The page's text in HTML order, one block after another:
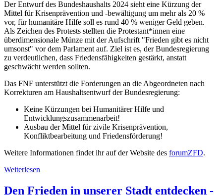
Der Entwurf des Bundeshaushalts 2024 sieht eine Kürzung der
Mittel für Krisenprävention und -bewältigung um mehr als 20 %
vor, für humanitäre Hilfe soll es rund 40 % weniger Geld geben.
Als Zeichen des Protests stellten die Protestant*innen eine
überdimensionale Münze mit der Aufschrift "Frieden gibt es nicht
umsonst" vor dem Parlament auf. Ziel ist es, der Bundesregierung
zu verdeutlichen, dass Friedensfähigkeiten gestärkt, anstatt
geschwächt werden sollten.
Das FNF unterstützt die Forderungen an die Abgeordneten nach
Korrekturen am Haushaltsentwurf der Bundesregierung:
Keine Kürzungen bei Humanitärer Hilfe und
Entwicklungszusammenarbeit!
Ausbau der Mittel für zivile Krisenprävention,
Konfliktbearbeitung und Friedensförderung!
Weitere Informationen findet ihr auf der Website des forumZFD.
Weiterlesen
Den Frieden in unserer Stadt entdecken -